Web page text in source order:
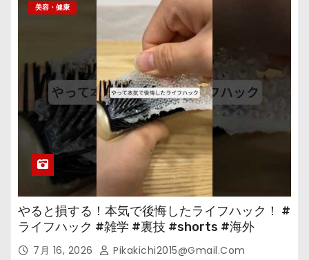
美容・健康
やると損する！本気で後悔したライフハック！ #
ライフハック #雑学 #裏技 #shorts #海外
7月 16, 2026 Pikakichi2015@gmail.com